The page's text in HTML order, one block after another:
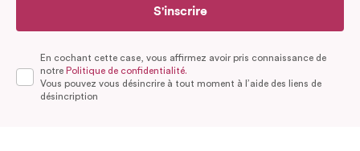
S'inscrire
En cochant cette case, vous affirmez avoir pris connaissance de
notre Politique de confidentialité.
Vous pouvez vous désincrire à tout moment à l’aide des liens de
désincription